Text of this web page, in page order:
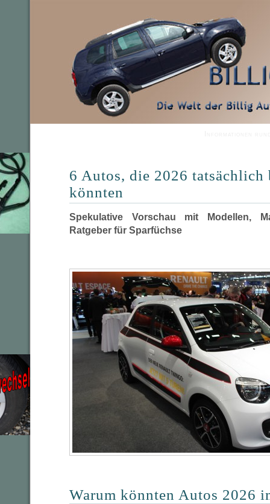
6 Autos, die 2026
könnten
Spekulative Vorschau mit Modellen,
Ratgeber für Sparfüchse
Warum könnten Autos 2026